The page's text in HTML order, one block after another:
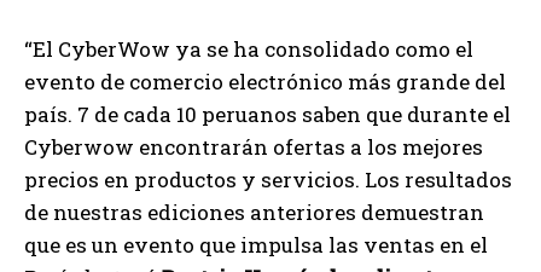
“El CyberWow ya se ha consolidado como el
evento de comercio electrónico más grande del
país. 7 de cada 10 peruanos saben que durante el
Cyberwow encontrarán ofertas a los mejores
precios en productos y servicios. Los resultados
de nuestras ediciones anteriores demuestran
que es un evento que impulsa las ventas en el